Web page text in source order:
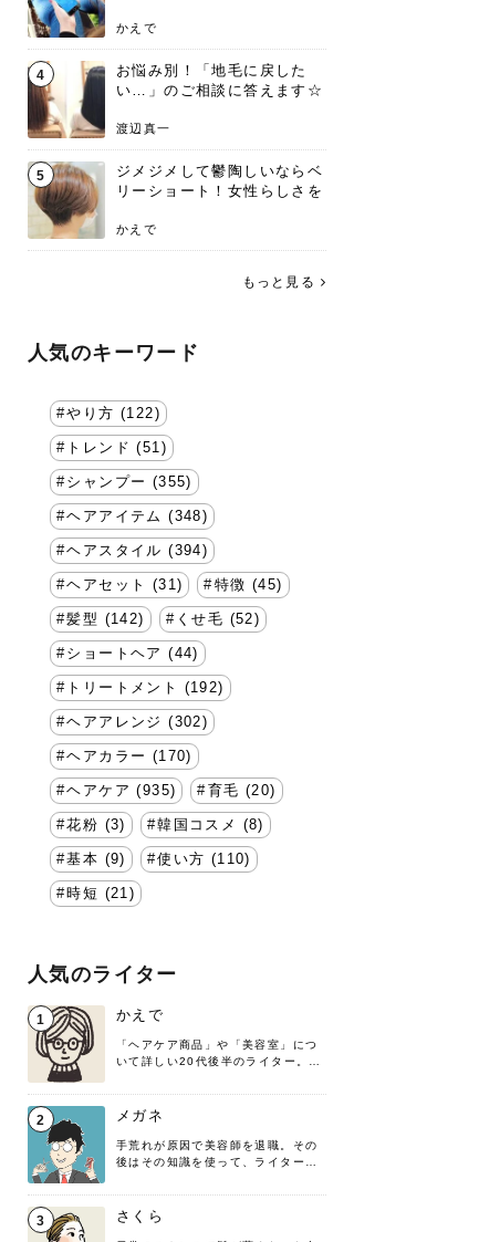
かえで
4
お悩み別！「地毛に戻した
い…」のご相談に答えます☆
渡辺真一
5
ジメジメして鬱陶しいならベ
リーショート！女性らしさを
かえで
もっと見る
人気のキーワード
やり方 (122)
トレンド (51)
シャンプー (355)
ヘアアイテム (348)
ヘアスタイル (394)
ヘアセット (31) 特徴 (45)
髪型 (142) くせ毛 (52)
ショートヘア (44)
トリートメント (192)
ヘアアレンジ (302)
ヘアカラー (170)
ヘアケア (935) 育毛 (20)
花粉 (3) 韓国コスメ (8)
基本 (9) 使い方 (110)
時短 (21)
人気のライター
1 かえで
「ヘアケア商品」や「美容室」につ
いて詳しい20代後半のライター。楽
す！
2 メガネ
手荒れが原因で美容師を退職。その
後はその知識を使って、ライターと
髪の知識をわかりやすく紹介しま
す！
3 さくら